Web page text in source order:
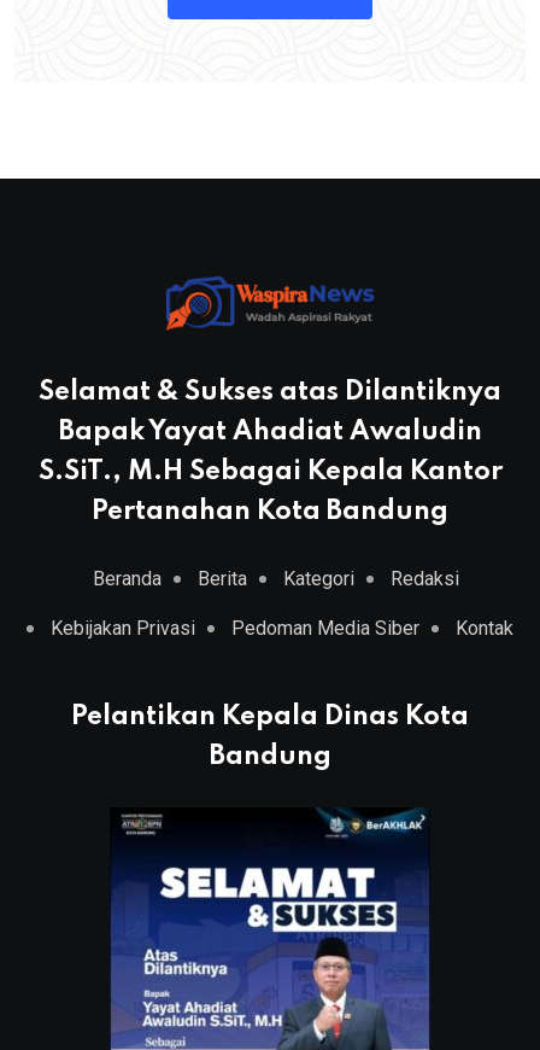
Selamat & Sukses atas Dilantiknya
Bapak Yayat Ahadiat Awaludin
S.SiT., M.H Sebagai Kepala Kantor
Pertanahan Kota Bandung
Beranda Berita Kategori Redaksi
Kebijakan Privasi Pedoman Media Siber Kontak
Pelantikan Kepala Dinas Kota
Bandung